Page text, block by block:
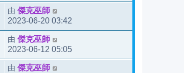
由 傑克巫師
2023-06-20 03:42
由 傑克巫師
2023-06-12 05:05
由 傑克巫師